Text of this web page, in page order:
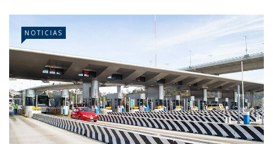
NOTICIAS